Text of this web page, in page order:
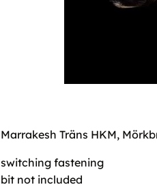
Marrakesh Träns HKM,
switching fastening
bit not included